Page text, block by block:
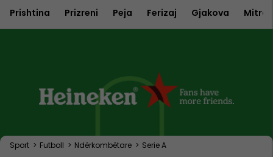
Prishtina Prizreni Peja Ferizaj Gjakova
Sport > Futboll > Ndërkombëtare > Serie A